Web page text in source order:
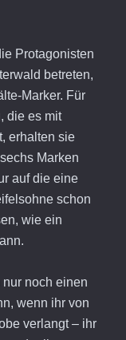
Protagonisten
betreten,
Marker. Für
die es mit
erhalten sie
Marken
auf die eine
schon
wie ein
noch einen
wenn ihr von
verlangt – ihr